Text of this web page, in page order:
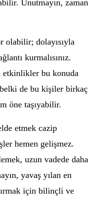
Unutmayın, zaman
olabilir; dolayısıyla
kurmalısınız.
etkinlikler bu konuda
de bu kişiler birkaç
öne taşıyabilir.
etmek cazip
hemen gelişmez.
uzun vadede daha
yavaş yılan en
için bilinçli ve